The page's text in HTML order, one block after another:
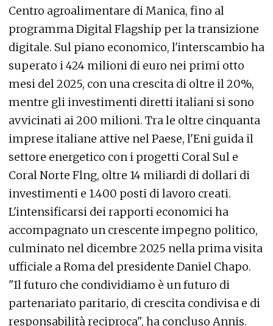
Centro agroalimentare di Manica, fino al
programma Digital Flagship per la transizione
digitale. Sul piano economico, l'interscambio ha
superato i 424 milioni di euro nei primi otto
mesi del 2025, con una crescita di oltre il 20%,
mentre gli investimenti diretti italiani si sono
avvicinati ai 200 milioni. Tra le oltre cinquanta
imprese italiane attive nel Paese, l'Eni guida il
settore energetico con i progetti Coral Sul e
Coral Norte Flng, oltre 14 miliardi di dollari di
investimenti e 1.400 posti di lavoro creati.
L'intensificarsi dei rapporti economici ha
accompagnato un crescente impegno politico,
culminato nel dicembre 2025 nella prima visita
ufficiale a Roma del presidente Daniel Chapo.
"Il futuro che condividiamo è un futuro di
partenariato paritario, di crescita condivisa e di
responsabilità reciproca", ha concluso Annis.